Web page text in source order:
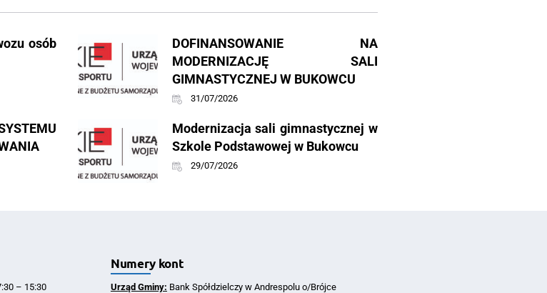
osób
DOFINANSOWANIE NA
MODERNIZACJĘ SALI
GIMNASTYCZNEJ W BUKOWCU
31/07/2026
Modernizacja sali gimnastycznej w
Szkole Podstawowej w Bukowcu
29/07/2026
– 15:30
Numery kont
Urząd Gminy: Bank Spółdzielczy w Andrespolu o/Brójce